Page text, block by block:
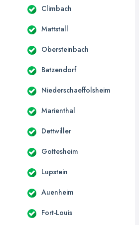
Climbach
Mattstall
Obersteinbach
Batzendorf
Niederschaeffolsheim
Marienthal
Dettwiller
Gottesheim
Lupstein
Auenheim
Fort-Louis